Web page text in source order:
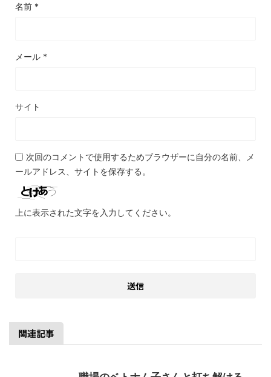
名前 *
メール *
サイト
次回のコメントで使用するためブラウザーに自分の名前、メ
ールアドレス、サイトを保存する。
上に表示された文字を入力してください。
関連記事